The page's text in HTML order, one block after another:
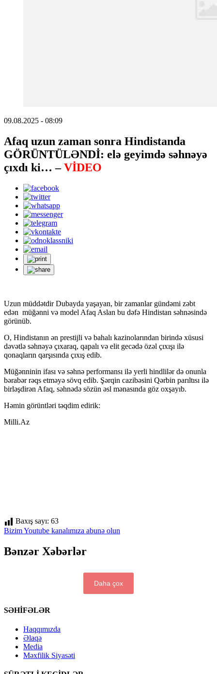
09.08.2025 - 08:09
Afaq uzun zaman sonra Hindistanda
GÖRÜNTÜLƏNDİ: elə geyimdə səhnəyə
çıxdı ki… –VİDEO
Uzun müddətdir Dubayda yaşayan, bir zamanlar gündəmi zəbt
edən müğənni və model Afaq Aslan bu dəfə Hindistan səhnəsində
görünüb.
O, Hindistanın ən prestijli və bahalı kazinolarından birində xüsusi
dəvətlə səhnəyə çıxaraq, qapalı və elit gecədə özəl çıxışı ilə
qonaqların qarşısında çıxış edib.
Müğənninin ifası və səhnə performansı ilə yerli hindlilər də onunla
bərabər rəqs etməyə sövq edib. Şərqin cazibəsini Qərbin parıltısı ilə
birləşdirən Afaq, səhnədə sözün əsl mənasında göz oxşayıb.
Həmin görüntləri təqdim edirik:
Milli.Az
Baxış sayı: 63
Bizim Youtube kanalımıza abunə olun
Bənzər Xəbərlər
Daha çox
SƏHİFƏLƏR
Haqqımızda
Əlaqə
Media
Məxfilik Siyasəti